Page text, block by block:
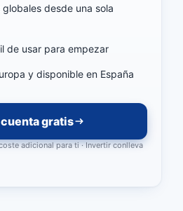
globales desde una sola
de usar para empezar
y disponible en España
gratis
adicional para ti · Invertir conlleva